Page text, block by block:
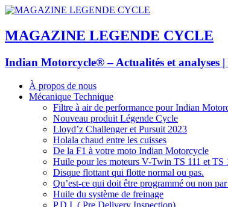
MAGAZINE LEGENDE CYCLE
Indian Motorcycle® – Actualités et analyses
À propos de nous
Mécanique Technique
Filtre à air de performance pour Indian
Nouveau produit Légende Cycle
Lloyd’z Challenger et Pursuit 2023
Holala chaud entre les cuisses
De la F1 à votre moto Indian Motorcycle
Huile pour les moteurs V-Twin TS 111 et TS
Disque flottant qui flotte normal ou pas.
Qu’est-ce qui doit être programmé ou non
Huile du système de freinage
P.D.I. ( Pre Delivery Inspection)